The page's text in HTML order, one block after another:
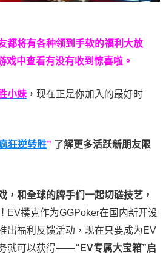
都将有各种领到手软的福利大放
戏中查看有没有收到惊喜啦。
小妹 ，现在正是你加入的最好时
狂逆转胜” 了解更多活跃新朋友限
，和全球的牌手们一起切磋技艺，
EV撲克作为GGPoker在国内新开设
出福利反馈活动，现在只要成为EV
就可以获得——“EV专属大宝箱”启